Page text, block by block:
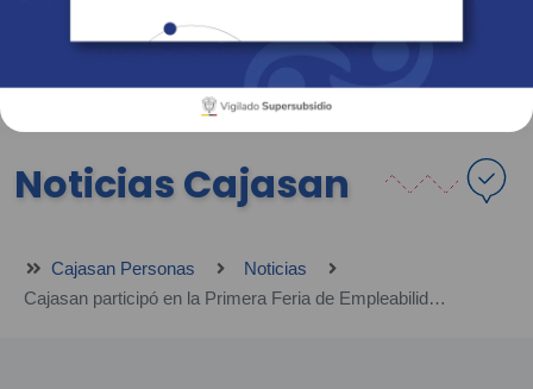
Revista Fácil Vivir
Sedes Directorio Servicios En Línea
Noticias Cajasan
Cajasan Personas
Noticias
Cajasan participó en la Primera Feria de Empleabilidad en Bucaramanga